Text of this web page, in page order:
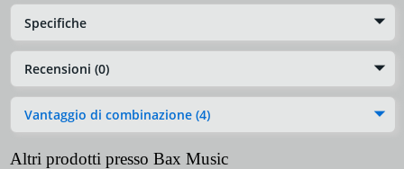
Specifiche
Recensioni (0)
Vantaggio di combinazione (4)
Altri prodotti presso Bax Music